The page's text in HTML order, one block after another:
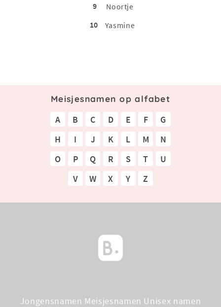
9
Noortje
10
Yasmine
Meisjesnamen op alfabet
A B C D E F
G
H
I J K L M
N
O
P Q R S T
U
V
W X Y Z
Jongensnamen Meisjesnamen Unisex namen